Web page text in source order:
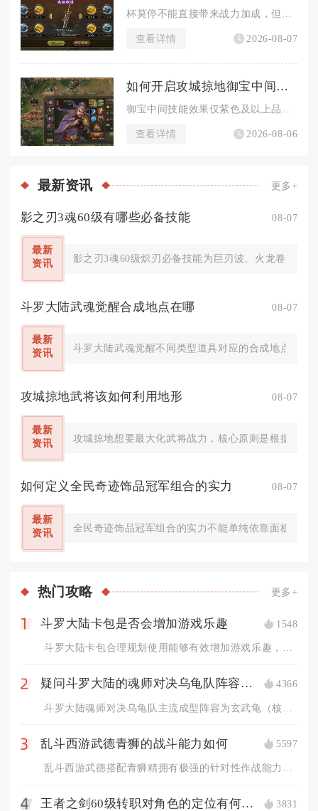
查看详情 2026-08-07
如何开启攻城掠地御宝中间技能效果
查看详情 2026-08-06
最新资讯 更多+
影之刃3魂60级有哪些必备技能 08-07
最新
资讯
影之刃3魂60级炽刃必备技能为巨刃波、火龙卷、凝
斗罗大陆武魂觉醒合成地点在哪 08-07
最新
资讯
斗罗大陆武魂觉醒不同类型道具对应的合成地点各
攻城掠地武将该如何利用地形 08-07
最新
资讯
攻城掠地想要最大化武将战力，核心原则是根据战
如何定义全民奇迹饰品冠军组合的实力 08-07
最新
资讯
全民奇迹饰品冠军组合的实力不能单纯依靠面板战
热门攻略 更多+
斗罗大陆卡包是否会增加游戏乐趣 1548
斗罗大陆卡包合理规划使用能够有效增加游戏乐趣，但盲目投入资源...
2 疑问斗罗大陆的魂师对决乌龟队阵容是什么 4366
3 乱斗西游武德青狮的战斗能力如何 5597
4 王者之剑60级转职对角色的定位有何影响 3831